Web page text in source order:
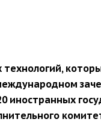
иностранных